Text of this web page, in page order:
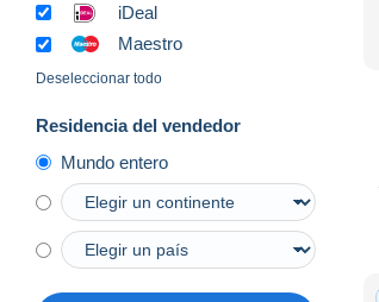
iDeal
Maestro
Deseleccionar todo
Residencia del vendedor
Mundo entero